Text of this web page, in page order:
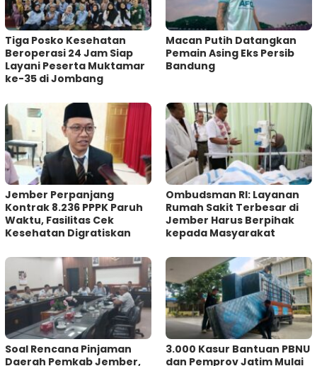
Tiga Posko Kesehatan
Beroperasi 24 Jam Siap
Layani Peserta Muktamar
ke-35 di Jombang
Macan Putih Datangkan
Pemain Asing Eks Persib
Bandung
Jember Perpanjang
Kontrak 8.236 PPPK Paruh
Waktu, Fasilitas Cek
Kesehatan Digratiskan
Ombudsman RI: Layanan
Rumah Sakit Terbesar di
Jember Harus Berpihak
kepada Masyarakat
‎Soal Rencana Pinjaman
Daerah Pemkab Jember,
3.000 Kasur Bantuan PBNU
dan Pemprov Jatim Mulai